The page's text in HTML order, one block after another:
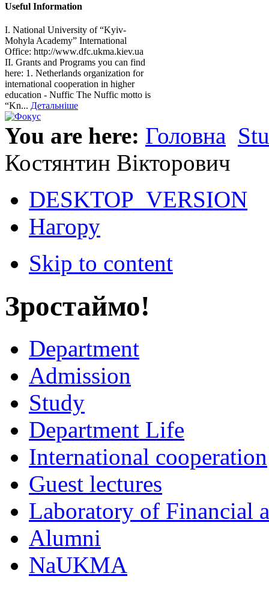
Useful Information
I. National University of “Kyiv-
Mohyla Academy” International
Office: http://www.dfc.ukma.kiev.ua
ІІ. Grants and Programs you can find
here: 1. Netherlands organization for
international cooperation in higher
education - Nuffic The Nuffic motto is
“Kn... Детальніше
You are here: Головна
Костянтин Вікторович
DESKTOP_VERSION
Нагору
Skip to content
Зростаймо!
Department
Admission
Study
Department Life
International cooperation
Guest lectures
Laboratory of Financial
Alumni
NaUKMA